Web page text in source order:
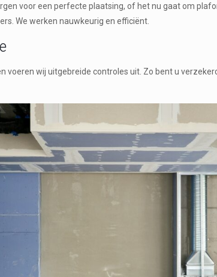
voor een perfecte plaatsing, of het nu gaat om
We werken nauwkeurig en efficiënt.
voeren wij uitgebreide controles uit. Zo bent u